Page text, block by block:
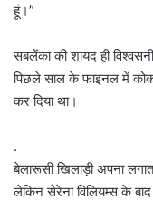
हूं।”
सबलेंका की शायद ही
पिछले साल के फाइनल में
कर दिया था।
.
बेलारूसी खिलाड़ी अपना
लेकिन सेरेना विलियम्स के